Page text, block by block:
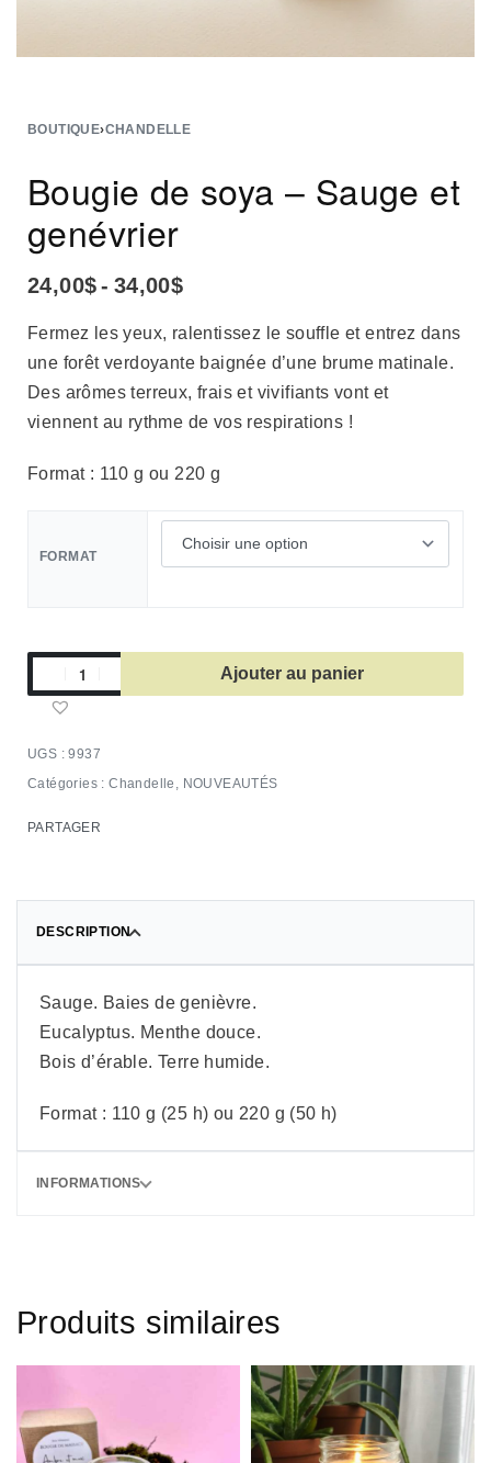
BOUTIQUE›CHANDELLE
Bougie de soya – Sauge et
genévrier
24,00$ 34,00$
Fermez les yeux, ralentissez le souffle et entrez dans
une forêt verdoyante baignée d’une brume matinale.
Des arômes terreux, frais et vivifiants vont et
viennent au rythme de vos respirations !
Format : 110 g ou 220 g
FORMAT
Ajouter au panier
9937
Catégories :Chandelle , NOUVEAUTÉS
PARTAGER
DESCRIPTION
Sauge. Baies de genièvre.
Eucalyptus. Menthe douce.
Bois d’érable. Terre humide.
Format : 110 g (25 h) ou 220 g (50 h)
INFORMATIONS
Produits similaires